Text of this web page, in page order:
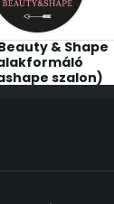
& Shape
szalon)